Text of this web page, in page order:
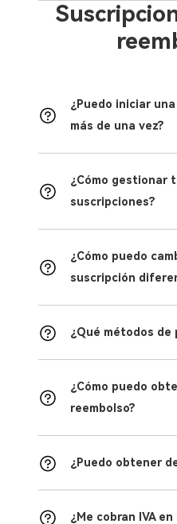
¿Puedo iniciar
más de una vez?
¿Cómo gestionar
suscripciones?
¿Cómo puedo
suscripción
¿Qué métodos de
¿Cómo puedo
reembolso?
¿Puedo obtener
¿Me cobran IVA